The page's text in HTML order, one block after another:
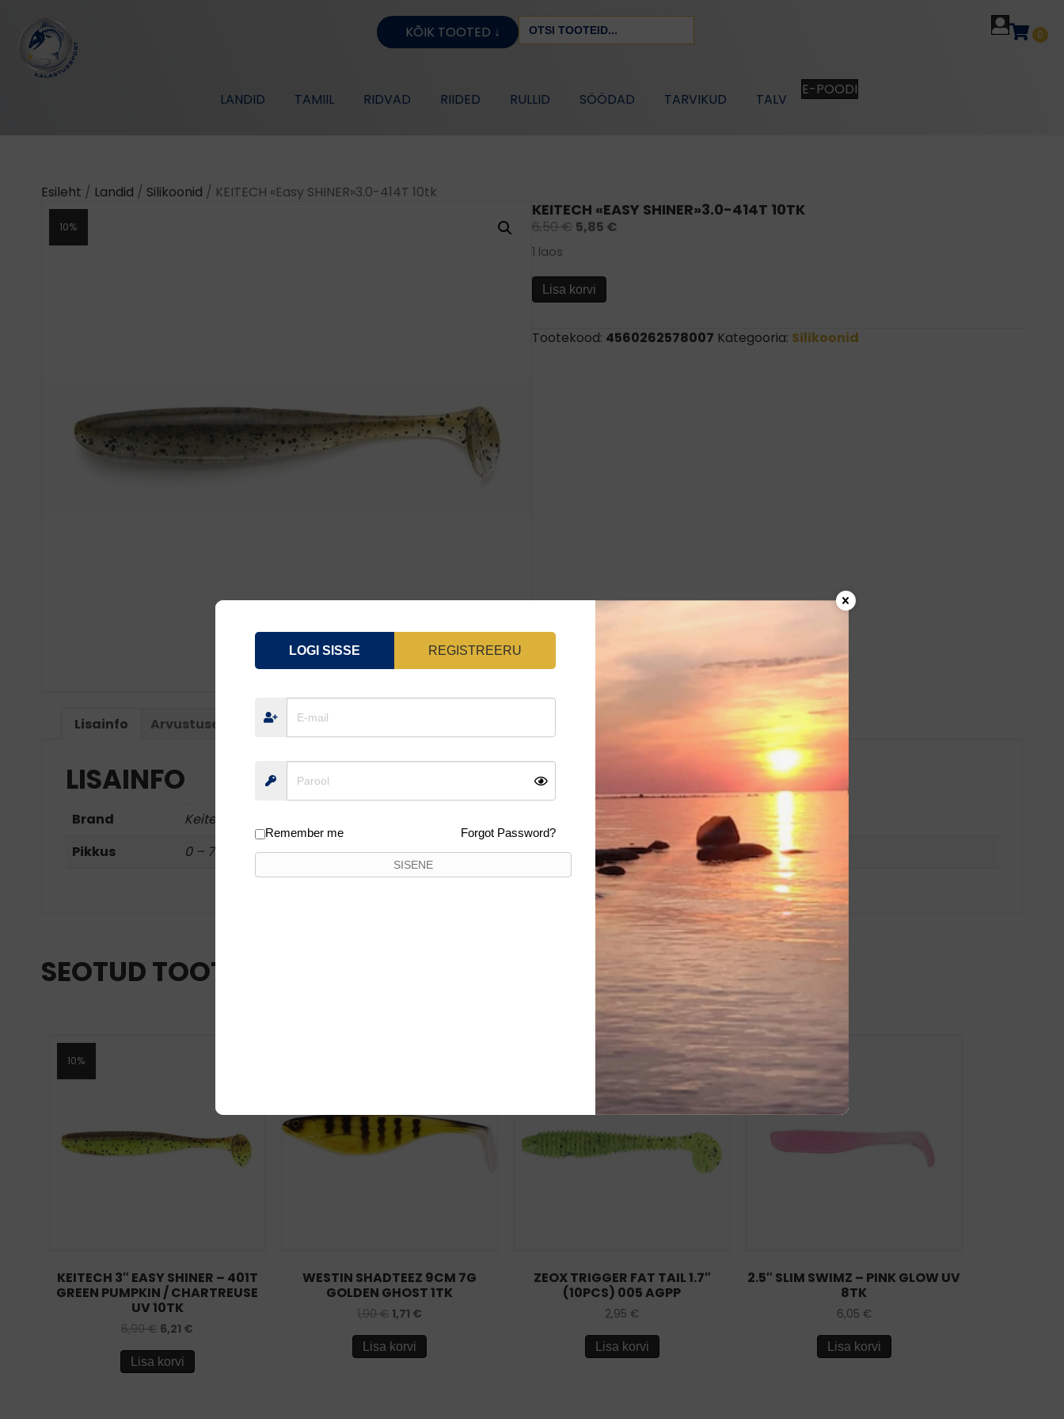
KÕIK TOOTED ↓
Search
for: 0
LANDID TAMIIL RIDVAD RIIDED RULLID SÖÖDAD TARVIKUD TALV
E-POODI
Esileht / Landid / Silikoonid / KEITECH «Easy SHINER»3.0-414T 10tk
10%
KEITECH «EASY SHINER»3.0-414T 10TK
6,50€ 5,85 €
1 laos
KEITECH
«Easy
414T
Lisa korvi
Tootekood: 4560262578007 Kategooria: Silikoonid
Lisainfo Arvustused (0)
LISAINFO
Brand
Keitech
Pikkus
0 – 7.5cm
SEOTUD TOOTED
10%
KEITECH 3″ EASY SHINER – 401T
GREEN PUMPKIN / CHARTREUSE
UV 10TK
6,90€ 6,21 €
Lisa korvi
WESTIN SHADTEEZ 9CM 7G
GOLDEN GHOST 1TK
1,90€ 1,71 €
Lisa korvi
ZEOX TRIGGER FAT TAIL 1.7″
(10PCS) 005 AGPP
2,95 €
Lisa korvi
2.5″ SLIM SWIMZ – PINK GLOW UV
8TK
6,05 €
Lisa korvi
LOGI SISSE REGISTREERU
Remember me Forgot Password?
SISENE